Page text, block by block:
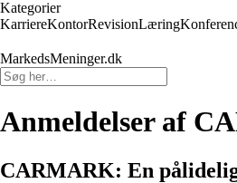
Kategorier
KarriereKontorRevisionLæring
MarkedsMeninger.dk
Anmeldelser af
CARMARK: En